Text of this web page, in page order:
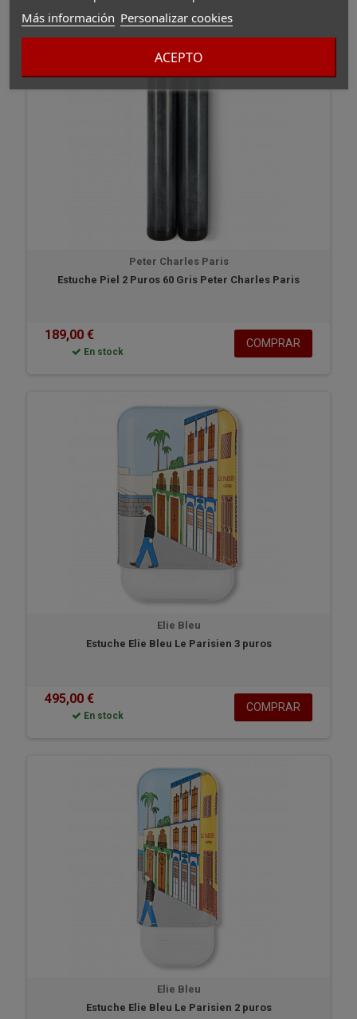
Más información Personalizar cookies
ACEPTO
Peter Charles Paris
Estuche Piel 2 Puros 60 Gris Peter Charles Paris
189,00 €
En stock
COMPRAR
Elie Bleu
Estuche Elie Bleu Le Parisien 3 puros
495,00 €
En stock
COMPRAR
Elie Bleu
Estuche Elie Bleu Le Parisien 2 puros